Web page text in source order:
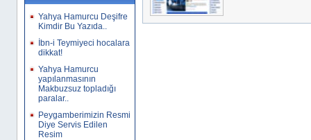
Yahya Hamurcu Deşifre
Kimdir Bu Yazıda..
İbn-i Teymiyeci hocalara
dikkat!
Yahya Hamurcu
yapılanmasının
Makbuzsuz topladığı
paralar..
Peygamberimizin Resmi
Diye Servis Edilen
Resim